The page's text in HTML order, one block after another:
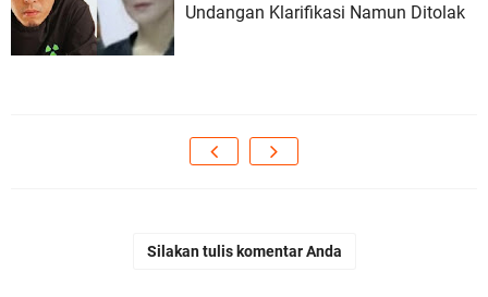
Undangan Klarifikasi Namun Ditolak
Silakan tulis komentar Anda